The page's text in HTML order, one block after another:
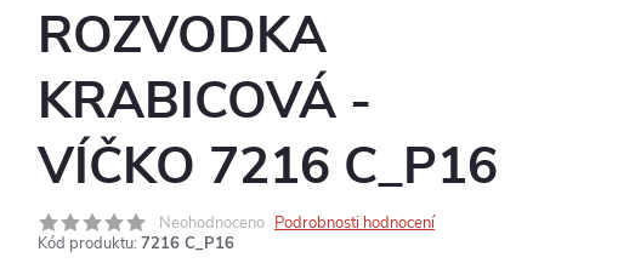
ROZVODKA
KRABICOVÁ -
VÍČKO 7216 C_P16
Neohodnoceno Podrobnosti hodnocení
Kód produktu: 7216 C_P16